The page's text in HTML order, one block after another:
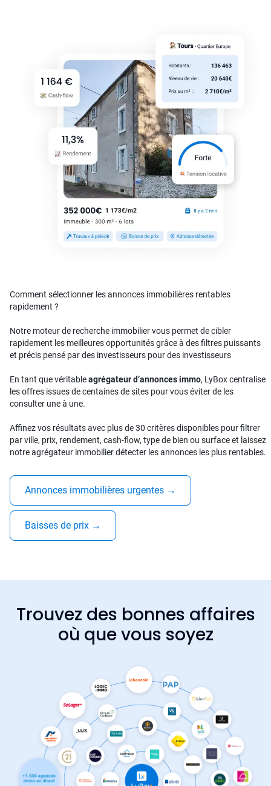
Comment sélectionner les annonces immobilières rentables
rapidement ?
Notre moteur de recherche immobilier vous permet de cibler
rapidement les meilleures opportunités grâce à des filtres puissants
et précis pensé par des investisseurs pour des investisseurs
En tant que véritableagrégateur d’annonces immo, LyBox centralise
les offres issues de centaines de sites pour vous éviter de les
consulter une à une.
Affinez vos résultats avec plus de 30 critères disponibles pour filtrer
par ville, prix, rendement, cash-flow, type de bien ou surface et laissez
notre agrégateur immobilier détecter les annonces les plus rentables.
Annonces immobilières urgentes →
Baisses de prix →
Trouvez des bonnes affaires
où que vous soyez